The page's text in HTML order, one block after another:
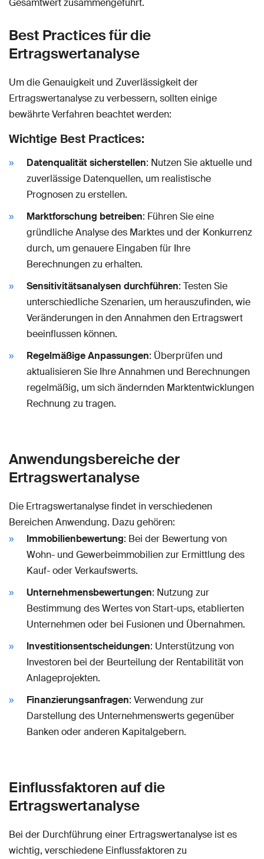
Gesamtwert zusammengeführt.
Best Practices für die
Ertragswertanalyse
Um die Genauigkeit und Zuverlässigkeit der
Ertragswertanalyse zu verbessern, sollten einige
bewährte Verfahren beachtet werden:
Wichtige Best Practices:
Datenqualität sicherstellen: Nutzen Sie aktuelle und
zuverlässige Datenquellen, um realistische
Prognosen zu erstellen.
Marktforschung betreiben: Führen Sie eine
gründliche Analyse des Marktes und der Konkurrenz
durch, um genauere Eingaben für Ihre
Berechnungen zu erhalten.
Sensitivitätsanalysen durchführen: Testen Sie
unterschiedliche Szenarien, um herauszufinden, wie
Veränderungen in den Annahmen den Ertragswert
beeinflussen können.
Regelmäßige Anpassungen: Überprüfen und
aktualisieren Sie Ihre Annahmen und Berechnungen
regelmäßig, um sich ändernden Marktentwicklungen
Rechnung zu tragen.
Anwendungsbereiche der
Ertragswertanalyse
Die Ertragswertanalyse findet in verschiedenen
Bereichen Anwendung. Dazu gehören:
Immobilienbewertung: Bei der Bewertung von
Wohn- und Gewerbeimmobilien zur Ermittlung des
Kauf- oder Verkaufswerts.
Unternehmensbewertungen: Nutzung zur
Bestimmung des Wertes von Start-ups, etablierten
Unternehmen oder bei Fusionen und Übernahmen.
Investitionsentscheidungen: Unterstützung von
Investoren bei der Beurteilung der Rentabilität von
Anlageprojekten.
Finanzierungsanfragen: Verwendung zur
Darstellung des Unternehmenswerts gegenüber
Banken oder anderen Kapitalgebern.
Einflussfaktoren auf die
Ertragswertanalyse
Bei der Durchführung einer Ertragswertanalyse ist es
wichtig, verschiedene Einflussfaktoren zu